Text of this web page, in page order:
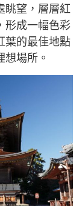
眺望，層層紅
形成一幅色彩
葉的最佳地點
場所。